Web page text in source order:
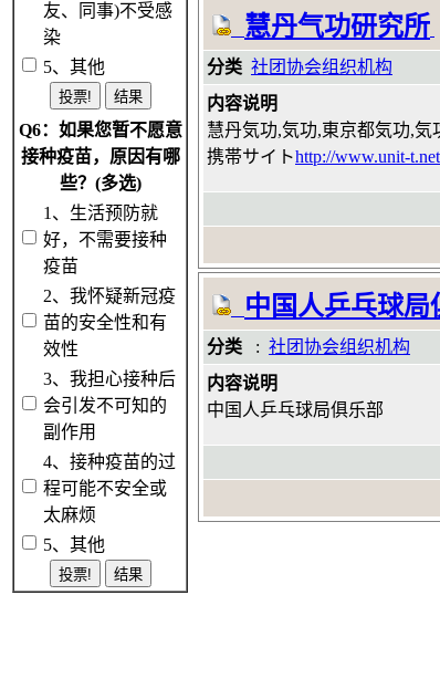
友、同事)不受感
染
5、其他
Q6：如果您暂不愿意
接种疫苗，原因有哪
些？(多选)
1、生活预防就
好，不需要接种
疫苗
2、我怀疑新冠疫
苗的安全性和有
效性
3、我担心接种后
会引发不可知的
副作用
4、接种疫苗的过
程可能不安全或
太麻烦
5、其他
慧丹气功研究所
分类 社团协会组织机构
内容说明
慧丹気功,気功,東京都気功,
携帯サイトhttp://www.unit-
中国人乒乓球局
分类 : 社团协会组织机构
内容说明
中国人乒乓球局俱乐部